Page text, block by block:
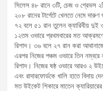
সিলেস ৪৮ রানে ৩টি, চেজ ও গ্রেভস
২০৮ রানের টার্গেটে খেলতে নেমে
৭২ বলে ৫১ রান তুলেন ক্যারিবীয় দুই
১২তম ওভারে প্রথমবারের মত
রিশাদ। ৩৬ বলে ২৭ রান করা
এরপর নিজের পঞ্চম ওভারে তিন নম্বরে
রিশাদ। নিজের ষষ্ঠ ওভারে আরও ২
এবং রাদারফোর্ডকে খালি হাতে বিদায়
মত উইকেট শিকারে মাতেন